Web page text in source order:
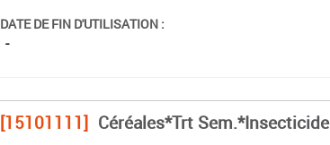
DATE DE FIN D'UTILISATION :
-
[15101111] Céréales*Trt Sem.*Insecticide